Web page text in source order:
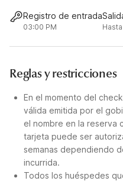
Registro de entrada
03:00 PM
Reglas y restricciones
En el momento del
válida emitida por el
el nombre en la reserva
tarjeta puede ser
semanas dependiendo
incurrida.
Todos los huéspedes